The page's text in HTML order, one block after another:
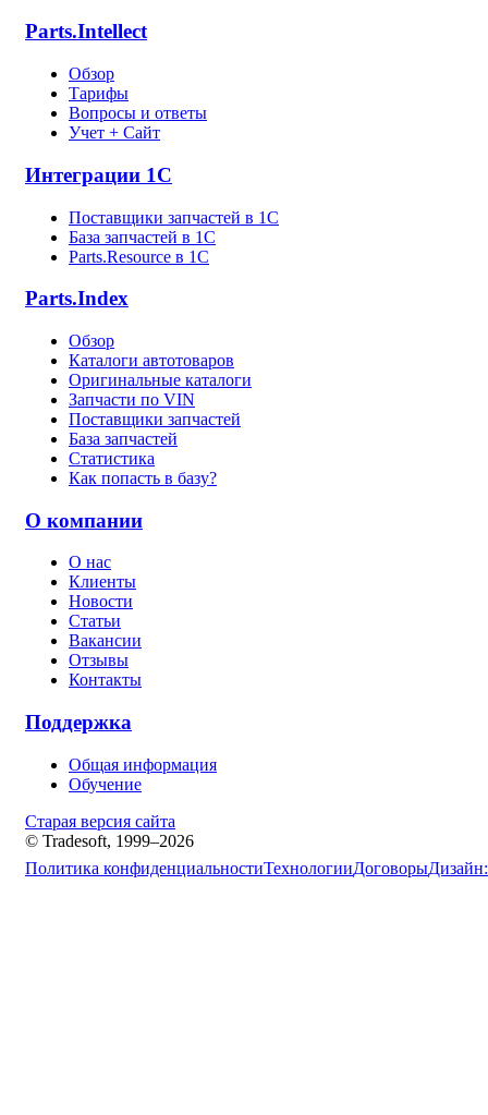
Parts.Intellect
Обзор
Тарифы
Вопросы и ответы
Учет + Сайт
Интеграции 1С
Поставщики запчастей в 1C
База запчастей в 1С
Parts.Resource в 1C
Parts.Index
Обзор
Каталоги автотоваров
Оригинальные каталоги
Запчасти по VIN
Поставщики запчастей
База запчастей
Статистика
Как попасть в базу?
О компании
О нас
Клиенты
Новости
Статьи
Вакансии
Отзывы
Контакты
Поддержка
Общая информация
Обучение
Старая версия сайта
© Tradesoft, 1999–2026
Политика конфиденциальностиТехнологииДоговорыДизайн: